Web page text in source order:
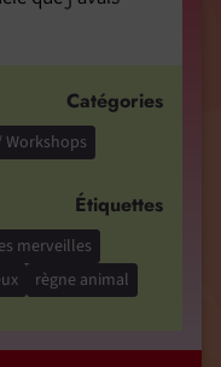
Catégories
Workshops
Étiquettes
merveilles
règne animal